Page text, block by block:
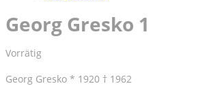
Georg Gresko 1
Vorrätig
Georg Gresko * 1920 † 1962